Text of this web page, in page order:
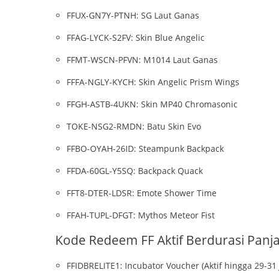
FFUX-GN7Y-PTNH: SG Laut Ganas
FFAG-LYCK-S2FV: Skin Blue Angelic
FFMT-WSCN-PFVN: M1014 Laut Ganas
FFFA-NGLY-KYCH: Skin Angelic Prism Wings
FFGH-ASTB-4UKN: Skin MP40 Chromasonic
TOKE-NSG2-RMDN: Batu Skin Evo
FFBO-OYAH-26ID: Steampunk Backpack
FFDA-60GL-Y5SQ: Backpack Quack
FFT8-DTER-LDSR: Emote Shower Time
FFAH-TUPL-DFGT: Mythos Meteor Fist
Kode Redeem FF Aktif Berdurasi
FFIDBRELITE1: Incubator Voucher (Aktif hingga 29-31